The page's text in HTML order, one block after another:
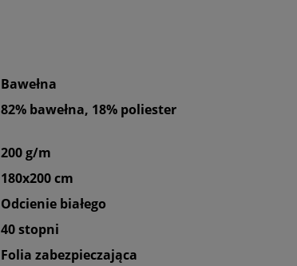
Bawełna
82% bawełna, 18% poliester
200 g/m
180x200 cm
Odcienie białego
40 stopni
Folia zabezpieczająca